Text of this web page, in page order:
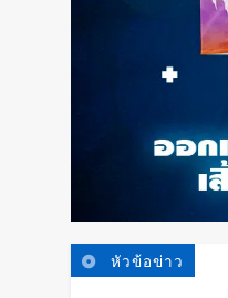
หัวข้อข่าว